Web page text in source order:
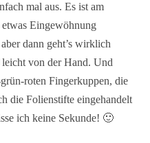
mal aus. Es ist am
Eingewöhnung
dann geht’s wirklich
von der Hand. Und
roten Fingerkuppen, die
die Folienstifte eingehandelt
ich keine Sekunde! 🙂